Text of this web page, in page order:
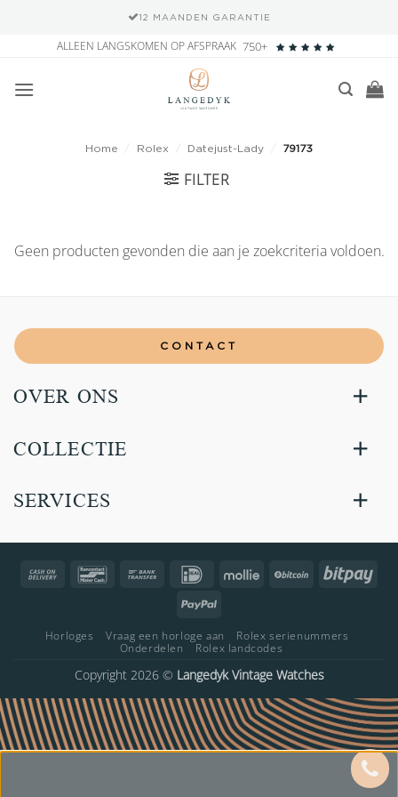
12 MAANDEN GARANTIE
inhoud
ALLEEN LANGSKOMEN OP AFSPRAAK 750+
Home Rolex Datejust-Lady 79173
FILTER
Geen producten gevonden die aan je zoekcriteria voldoen.
CONTACT
OVER ONS
COLLECTIE
SERVICES
Cash
Bancontact Bank
IDeal Mollie BitCoin
PayPal
Horloges Vraag een horloge aan
Rolex serienummers
Onderdelen
Rolex landcodes
Copyright 2026 © Langedyk Vintage Watches